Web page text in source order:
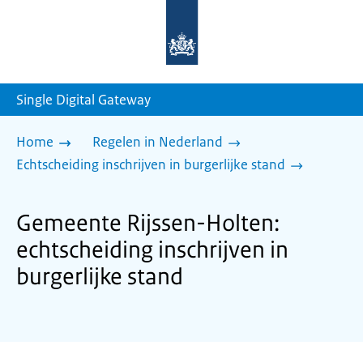
homepage
Single Digital Gateway
Home
Regelen in Nederland
Echtscheiding inschrijven in burgerlijke stand
Gemeente Rijssen-Holten:
echtscheiding inschrijven in
burgerlijke stand